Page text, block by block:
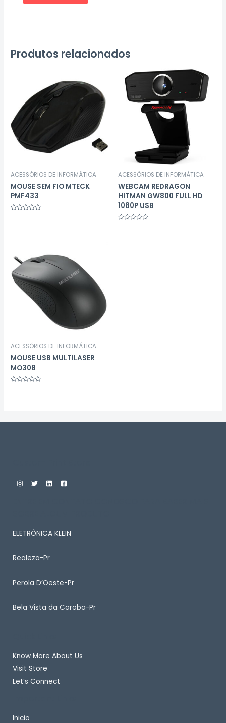
Produtos relacionados
ACESSÓRIOS DE INFORMÁTICA
MOUSE SEM FIO MTECK
PMF433
ACESSÓRIOS DE INFORMÁTICA
WEBCAM REDRAGON
HITMAN GW800 FULL HD
1080P USB
ACESSÓRIOS DE INFORMÁTICA
MOUSE USB MULTILASER
MO308
ELETRÔNICA KLEIN
Realeza-Pr
Perola D’Oeste-Pr
Bela Vista da Caroba-Pr
Know More About Us
Visit Store
Let’s Connect
Inicio